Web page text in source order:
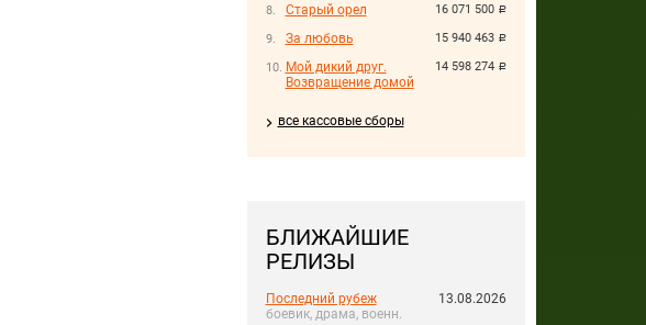
16 071 500 руб.
Старый орел
15 940 463 руб.
За любовь
14 598 274 руб.
Мой дикий друг.
Возвращение домой
все кассовые сборы
БЛИЖАЙШИЕ
РЕЛИЗЫ
Последний рубеж
боевик, драма, военн.
13.08.2026